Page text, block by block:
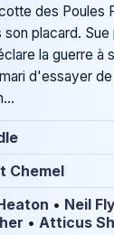
des Poules
son placard.
la guerre à
d'essayer
Chemel
• Neil
• Atticus